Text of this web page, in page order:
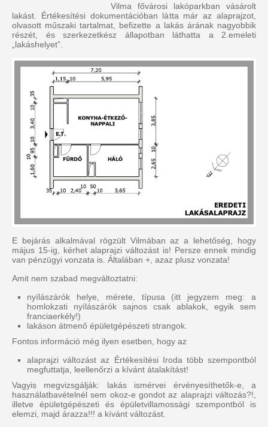
Vilma fővárosi lakóparkban vásárolt
lakást. Értékesítési dokumentációban látta már az alaprajzot,
olvasott műszaki tartalmat, befizette a lakás árának nagyobbik
részét, és szerkezetkész állapotban láthatta a 2.emeleti
„lakáshelyet”.
E bejárás alkalmával rögzült Vilmában az a lehetőség, hogy
május 15-ig, kérhet alaprajzi változást is! Persze ennek mindig
van pénzügyi vonzata is. Általában +, azaz plusz vonzata!
Amit nem szabad megváltoztatni:
nyílászárók helye, mérete, típusa (itt jegyzem meg: a
homlokzati nyílászárók sajnos csak ablakok, egyik sem
franciaerkély!)
lakáson átmenő épületgépészeti strangok.
Fontos információ még ilyen esetben, hogy az
alaprajzi változást az Értékesítési Iroda több szempontból
megfuttatja, leellenőrzi a kívánt átalakítást!
Vagyis megvizsgálják: lakás ismérvei érvényesíthetők-e, a
használatbavételnél sem okoz-e gondot az alaprajzi változás?!,
illetve épületgépészeti és épületvillamossági szempontból is
elemzi, majd árazza!!! a kívánt változást.